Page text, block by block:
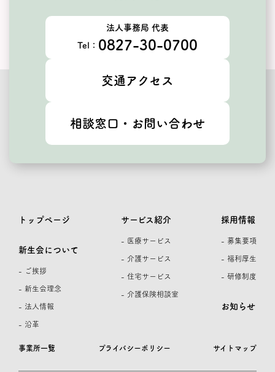
法人事務局 代表
Tel： 0827-30-0700
交通アクセス
相談窓口・お問い合わせ
事業所一覧 プライバシーポリシー サイトマップ
トップページ
新生会について
- ご挨拶
- 新生会理念
- 法人情報
- 沿革
サービス紹介
- 医療サービス
- 介護サービス
- 住宅サービス
- 介護保険相談室
採用情報
- 募集要項
- 福利厚生
- 研修制度
お知らせ